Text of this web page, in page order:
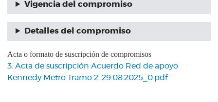
Vigencia del compromiso
Detalles del compromiso
Acta o formato de suscripción de compromisos
3. Acta de suscripción Acuerdo Red de apoyo
Kennedy Metro Tramo 2. 29.08.2025_0.pdf